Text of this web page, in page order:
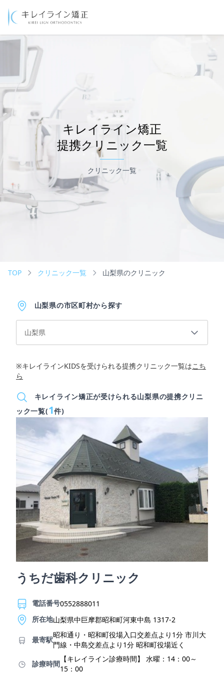
キレイライン矯正
提携クリニック一覧
クリニック一覧
TOP クリニック一覧 山梨県のクリニック
山梨県の市区町村から探す
山梨県
※キレイラインKIDSを受けられる提携クリニック一覧はこち
ら
キレイライン矯正が受けられる山梨県の提携クリニ
ック一覧(1件)
うちだ歯科クリニック
電話番号0552888011
所在地山梨県中巨摩郡昭和町河東中島 1317-2
最寄駅
昭和通り・昭和町役場入口交差点より1分 市川大
門線・中島交差点より1分 昭和町役場近く
診療時間
【キレイライン診療時間】 水曜：14：00～
15：00